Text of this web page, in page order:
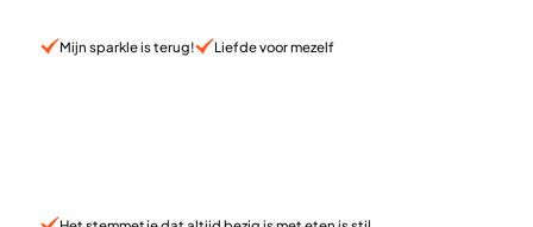
Mijn sparkle is terug! Liefde voor mezelf